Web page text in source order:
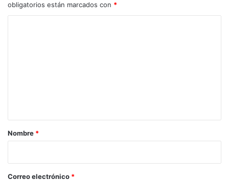
obligatorios están marcados con *
r
*
Nombre *
Correo electrónico *